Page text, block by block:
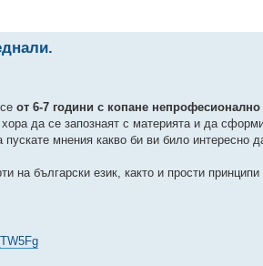
от 6-7 години с копане непрофесионално
да се запознаят с материята и да
мнения какво би ви било интересно
на български език, както и прости